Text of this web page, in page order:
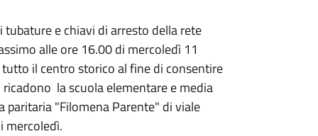
e chiavi di arresto della rete
alle ore 16.00 di mercoledì 11
il centro storico al fine di consentire
la scuola elementare e media
paritaria "Filomena Parente" di viale
mercoledì.